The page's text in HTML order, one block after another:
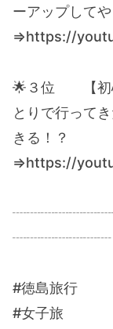
ーアップして
⇒https://
🌟３位 【初
とりで行って
きる！？
⇒https://
┈┈┈┈┈┈┈
#徳島旅行
#女子旅